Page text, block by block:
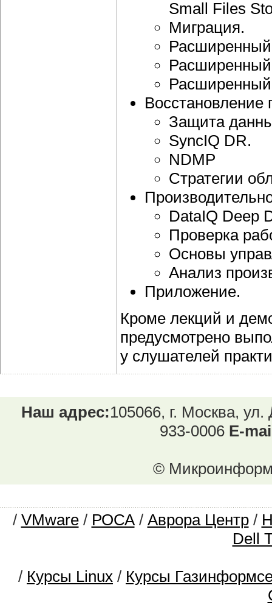
Small Files
Миграция.
Восстановление
Защита
SyncIQ DR.
NDMP
Стратегии
DataIQ Deep
Проверка
Основы
Анализ
Приложение.
Кроме лекций и
предусмотрено
у слушателей
Наш адрес:105066, г. Москва,
933-0006 E-
©
/ VMware/ РОСА/ Аврора Центр/
Dell
/ Курсы Linux / Курсы